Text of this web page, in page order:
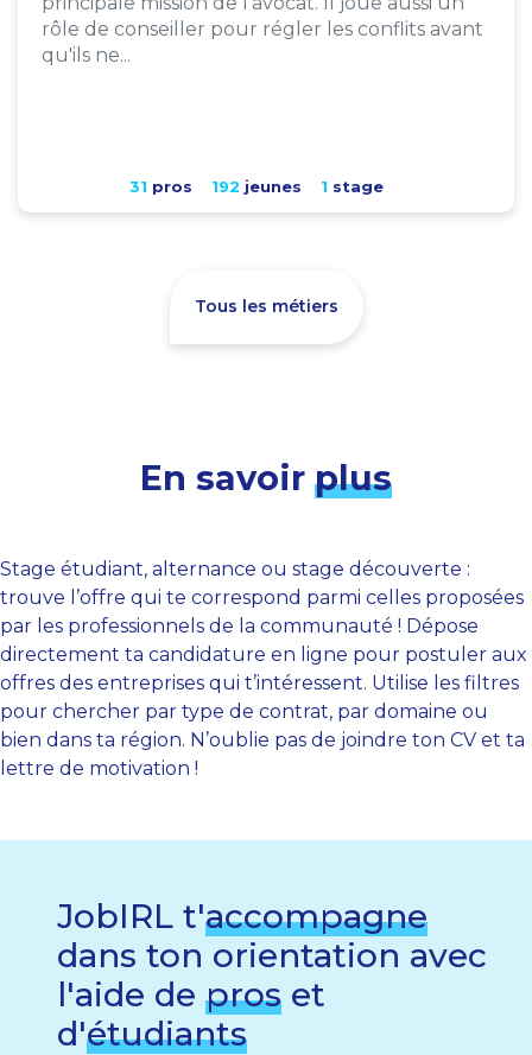
rôle de conseiller pour régler les conflits avant
qu'ils ne...
31 pros 192 jeunes 1 stage
Tous les métiers
En savoir plus
Stage étudiant, alternance ou stage découverte :
trouve l’offre qui te correspond parmi celles proposées
par les professionnels de la communauté ! Dépose
directement ta candidature en ligne pour postuler aux
offres des entreprises qui t’intéressent. Utilise les filtres
pour chercher par type de contrat, par domaine ou
bien dans ta région. N’oublie pas de joindre ton CV et ta
lettre de motivation !
JobIRL t'accompagne
dans ton orientation avec
l'aide de pros et
d'étudiants